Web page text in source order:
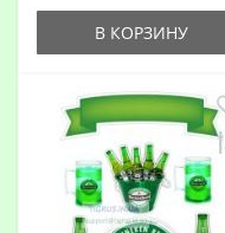
В КОРЗИНУ